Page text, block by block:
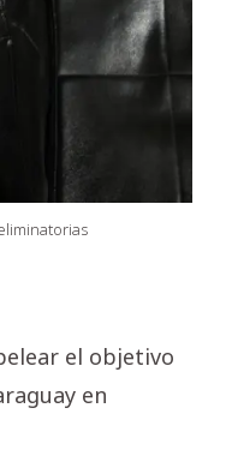
el objetivo
en